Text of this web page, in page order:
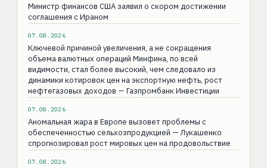
Министр финансов США заявил о скором достижении
соглашения с Ираном
07.08.2026
Ключевой причиной увеличения, а не сокращения
объема валютных операций Минфина, по всей
видимости, стал более высокий, чем следовало из
динамики котировок цен на экспортную нефть, рост
нефтегазовых доходов — Газпромбанк Инвестиции
07.08.2026
Аномальная жара в Европе вызовет проблемы с
обеспеченностью сельхозпродукцией — Лукашенко
спрогнозировал рост мировых цен на продовольствие
07.08.2026